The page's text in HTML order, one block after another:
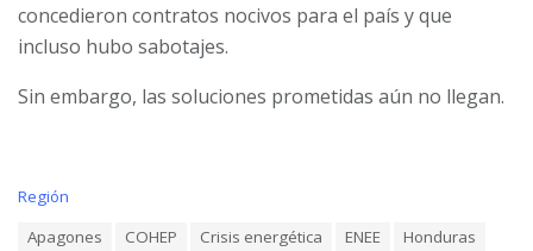
concedieron contratos nocivos para el país y que
incluso hubo sabotajes.
Sin embargo, las soluciones prometidas aún no llegan.
C
Región
Apagones COHEP Crisis energética ENEE
Honduras